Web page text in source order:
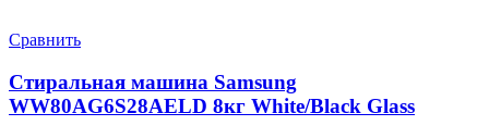
Сравнить
Стиральная машина Samsung
WW80AG6S28AELD 8кг White/Black Glass